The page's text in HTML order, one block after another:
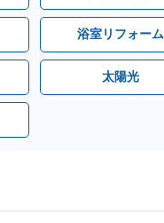
浴室リフォーム
太陽光